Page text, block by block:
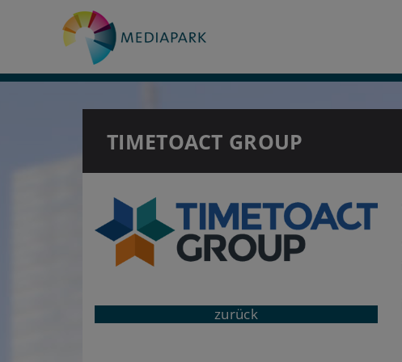
TIMETOACT GROUP
zurück